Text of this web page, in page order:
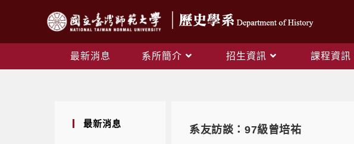
最新消息 系所簡介 招生資訊 課程資訊
最新消息
系友訪談：97級曾培祐